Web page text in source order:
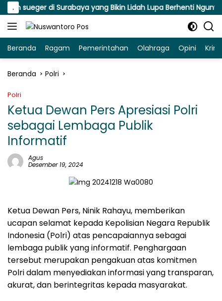
Langsung
ke
konten
.
sueger di Surabaya yang Bikin Lidah Lupa Berhenti Ngunyah
Beranda Ragam Pemerintahan Olahraga Opini
Beranda Polri
Polri
Ketua Dewan Pers Apresiasi Polri
sebagai Lembaga Publik
Informatif
Agus
Desember 19, 2024
Ketua Dewan Pers, Ninik Rahayu, memberikan
ucapan selamat kepada Kepolisian Negara Republik
Indonesia (Polri) atas pencapaiannya sebagai
lembaga publik yang informatif. Penghargaan
tersebut merupakan pengakuan atas komitmen
Polri dalam menyediakan informasi yang transparan,
akurat, dan berintegritas kepada masyarakat.